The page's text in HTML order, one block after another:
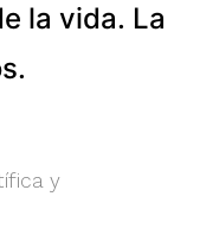
la vida. La
y